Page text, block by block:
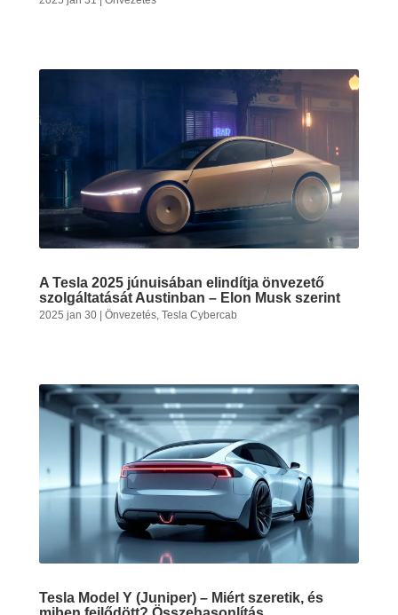
A Tesla 2025 júnuisában elindítja önvezető
szolgáltatását Austinban – Elon Musk szerint
2025 jan 30| Önvezetés, Tesla Cybercab
Tesla Model Y (Juniper) – Miért szeretik, és